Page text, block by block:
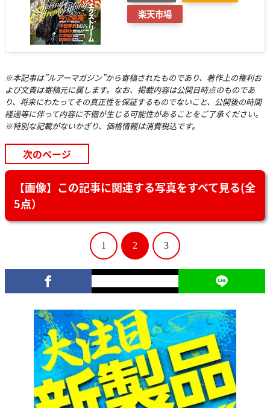
楽天市場
※本記事は”ルアーマガジン”から寄稿されたものであり、著作上の権利お
よび文責は寄稿元に属します。なお、掲載内容は公開日時点のものであ
り、将来にわたってその真正性を保証するものでないこと、公開後の時間
経過等に伴って内容に不備が生じる可能性があることをご了承ください。
※特別な記載がないかぎり、価格情報は消費税込です。
次のページ
【画像】この記事に関連する写真をすべて見る(全
5点）
1 2 3